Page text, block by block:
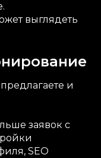
выглядеть
и
заявок с
SEO